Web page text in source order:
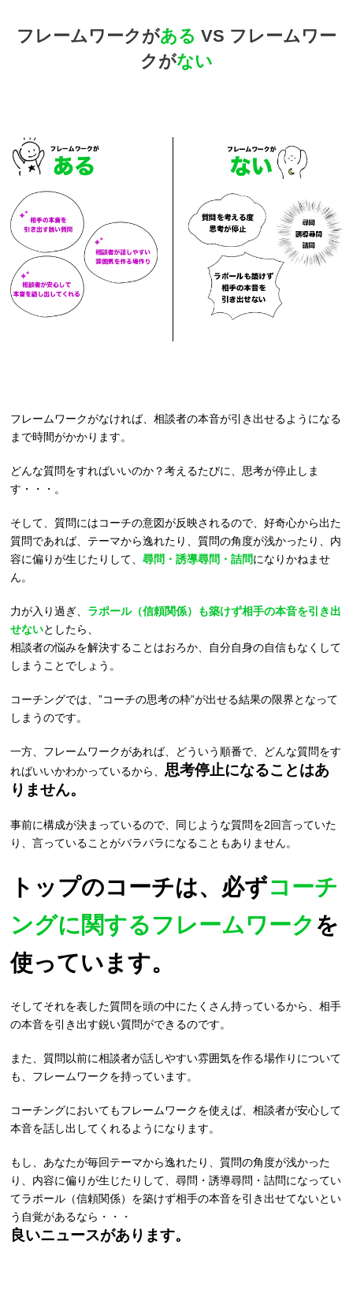
フレームワークがある VS フレームワー
クがない
フレームワークがなければ、相談者の本音が引き出せるようになる
まで時間がかかります。
どんな質問をすればいいのか？考えるたびに、思考が停止しま
す・・・。
そして、質問にはコーチの意図が反映されるので、好奇心から出た
質問であれば、テーマから逸れたり、質問の角度が浅かったり、内
容に偏りが生じたりして、尋問・誘導尋問・詰問になりかねませ
ん。
力が入り過ぎ、 ラポール（信頼関係）も築けず相手の本音を引き出
せないとしたら、
相談者の悩みを解決することはおろか、自分自身の自信もなくして
しまうことでしょう。
コーチングでは、”コーチの思考の枠”が出せる結果の限界となって
しまうのです。
一方、フレームワークがあれば、どういう順番で、どんな質問をす
ればいいかわかっているから、 思考停止になることはあ
りません。
事前に構成が決まっているので、同じような質問を2回言っていた
り、言っていることがバラバラになることもありません。
トップのコーチは、必ずコーチ
ングに関するフレームワーク を
使っています。
そしてそれを表した質問を頭の中にたくさん持っているから、相手
の本音を引き出す鋭い質問ができるのです。
また、質問以前に相談者が話しやすい雰囲気を作る場作りについて
も、フレームワークを持っています。
コーチングにおいてもフレームワークを使えば、相談者が安心して
本音を話し出してくれるようになります。
もし、あなたが毎回テーマから逸れたり、質問の角度が浅かった
り、内容に偏りが生じたりして、尋問・誘導尋問・詰問になってい
てラポール（信頼関係）を築けず相手の本音を引き出せてないとい
う自覚があるなら・・・
良いニュースがあります。